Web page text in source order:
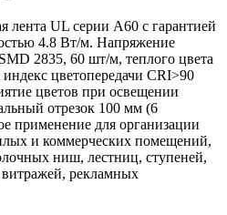
лента UL серии A60 с гарантией
4.8 Вт/м. Напряжение
2835, 60 шт/м, теплого цвета
цветопередачи CRI>90
цветов при освещении
отрезок 100 мм (6
применение для организации
и коммерческих помещений,
ниш, лестниц, ступеней,
рекламных